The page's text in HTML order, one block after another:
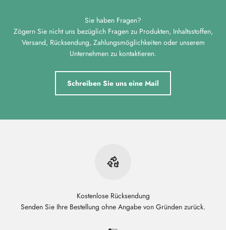
Sie haben Fragen?
Zögern Sie nicht uns bezüglich Fragen zu Produkten, Inhaltsstoffen,
Versand, Rücksendung, Zahlungsmöglichkeiten oder unserem
Unternehmen zu kontaktieren.
Schreiben Sie uns eine Mail
Kostenlose Rücksendung
Senden Sie Ihre Bestellung ohne Angabe von Gründen zurück.